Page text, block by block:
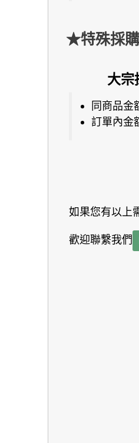
★特殊採
大宗
同商品金
訂單內金
如果您有以上
歡迎聯繫我們